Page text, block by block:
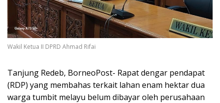
Wakil Ketua II DPRD Ahmad Rifai
Tanjung Redeb, BorneoPost- Rapat dengar pendapat
(RDP) yang membahas terkait lahan enam hektar dua
warga tumbit melayu belum dibayar oleh perusahaan